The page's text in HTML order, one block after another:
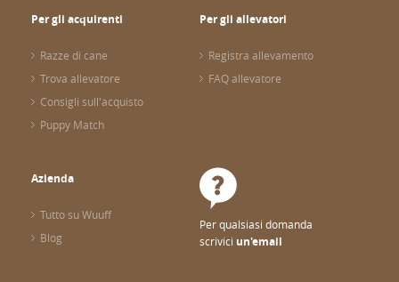
Per gli acquirenti
Razze di cane
Trova allevatore
Consigli sull'acquisto
Puppy Match
Per gli allevatori
Registra allevamento
FAQ allevatore
Azienda
Tutto su Wuuff
Blog
Per qualsiasi domanda
scrivici un'email